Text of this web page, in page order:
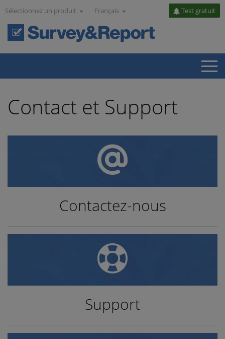
Sélectionnez un produit Français Test gratuit
Contact et Support
Contactez-nous
Support